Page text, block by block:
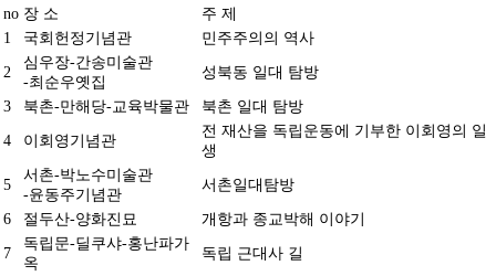
no 장 소
주 제
1
국회헌정기념관 민주주의의 역사
2
심우장-간송미술관
-최순우옛집
성북동 일대 탐방
3 북촌-만해당-교육박물관 북촌 일대 탐방
4 이회영기념관
전 재산을 독립운동에 기부한 이회영의 일
생
5
서촌-박노수미술관
-윤동주기념관
서촌일대탐방
6 절두산-양화진묘 개항과 종교박해 이야기
7
독립문-딜쿠샤-홍난파가
옥
독립 근대사 길